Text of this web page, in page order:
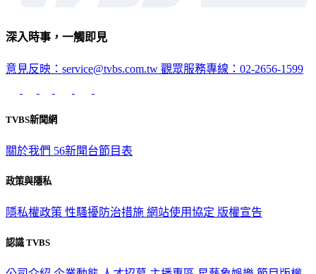
深入時事，一觸即見
意見反映：service@tvbs.com.tw 觀眾服務專線：02-2656-1599
TVBS新聞網
關於我們 56新聞台節目表
政策與隱私
隱私權政策 性騷擾防治措施 網站使用協定 版權宣告
認識 TVBS